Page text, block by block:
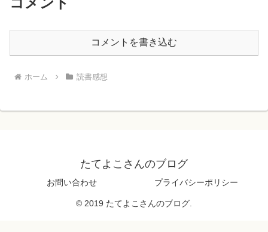
コメントを書き込む
ホーム 読書感想
たてよこさんのブログ
お問い合わせ プライバシーポリシー
© 2019 たてよこさんのブログ.